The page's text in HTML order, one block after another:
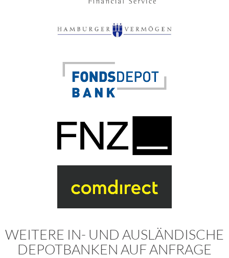
WEITERE IN- UND AUSLÄNDISCHE
DEPOTBANKEN AUF ANFRAGE